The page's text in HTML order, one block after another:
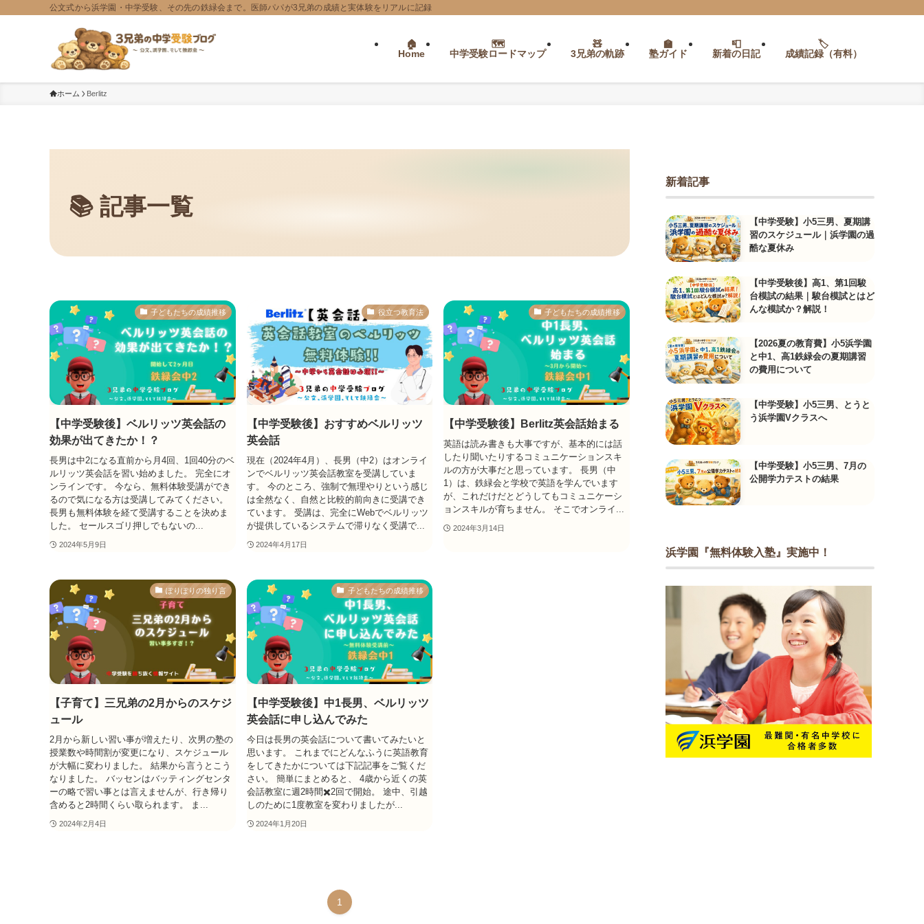
公文式から浜学園・中学受験、その先の鉄緑会まで。医師パパが3兄弟の成績と実体験をリアルに記録
Home 中学受験ロードマップ 3兄弟の軌跡 塾ガイド 新着の日記 成績記録（有料）
ホーム Berlitz
子どもたちの成績推移
【中学受験後】ベルリッツ英会話の
効果が出てきたか！？
長男は中2になる直前から月4回、1回40分のベ
ルリッツ英会話を習い始めました。 完全にオ
ンラインです。 今なら、無料体験受講ができ
るので気になる方は受講してみてください。
長男も無料体験を経て受講することを決めま
した。 セールスゴリ押しでもないの...
2024年5月9日
役立つ教育法
【中学受験後】おすすめベルリッツ
英会話
現在（2024年4月）、長男（中2）はオンライ
ンでベルリッツ英会話教室を受講していま
す。 今のところ、強制で無理やりという感じ
は全然なく、自然と比較的前向きに受講でき
ています。 受講は、完全にWebでベルリッツ
が提供しているシステムで滞りなく受講で...
2024年4月17日
子どもたちの成績推移
【中学受験後】Berlitz英会話始まる
英語は読み書きも大事ですが、基本的には話
したり聞いたりするコミュニケーションスキ
ルの方が大事だと思っています。 長男（中
1）は、鉄緑会と学校で英語を学んでいます
が、これだけだとどうしてもコミュニケーシ
ョンスキルが育ちません。 そこでオンライ...
2024年3月14日
ぽりぽりの独り言
【子育て】三兄弟の2月からのスケジ
ュール
2月から新しい習い事が増えたり、次男の塾の
授業数や時間割が変更になり、スケジュール
が大幅に変わりました。 結果から言うとこう
なりました。 バッセンはバッティングセンタ
ーの略で習い事とは言えませんが、行き帰り
含めると2時間くらい取られます。 ま...
2024年2月4日
子どもたちの成績推移
【中学受験後】中1長男、ベルリッツ
英会話に申し込んでみた
今日は長男の英会話について書いてみたいと
思います。 これまでにどんなふうに英語教育
をしてきたかについては下記記事をご覧くだ
さい。 簡単にまとめると、 4歳から近くの英
会話教室に週2時間✖️2回で開始。 途中、引越
しのために1度教室を変わりましたが...
2024年1月20日
1
新着記事
【中学受験】小5三男、夏期講
習のスケジュール｜浜学園の過
酷な夏休み
【中学受験後】高1、第1回駿
台模試の結果｜駿台模試とはど
んな模試か？解説！
【2026夏の教育費】小5浜学園
と中1、高1鉄緑会の夏期講習
の費用について
【中学受験】小5三男、とうと
う浜学園Vクラスへ
【中学受験】小5三男、7月の
公開学力テストの結果
浜学園『無料体験入塾』実施中！